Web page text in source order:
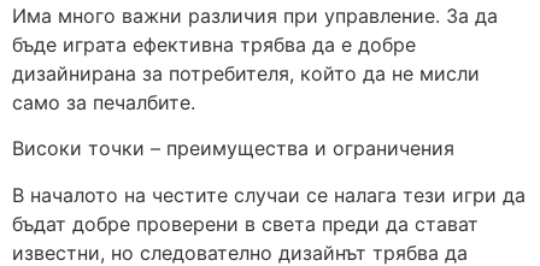
Има много важни различия при управление. За да
бъде играта ефективна трябва да е добре
дизайнирана за потребителя, който да не мисли
само за печалбите.
Високи точки – преимущества и ограничения
В началото на честите случаи се налага тези игри да
бъдат добре проверени в света преди да стават
известни, но следователно дизайнът трябва да